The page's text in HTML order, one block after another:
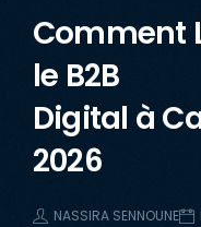
Comment
le B2B
Digital à
2026
NASSIRA SENNOUNE